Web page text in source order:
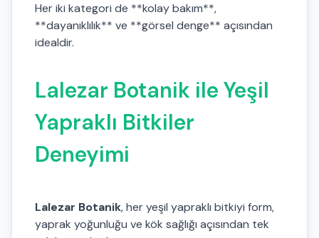
Her iki kategori de **kolay bakım**,
**dayanıklılık** ve **görsel denge** açısından
idealdir.
Lalezar Botanik ile Yeşil
Yapraklı Bitkiler
Deneyimi
Lalezar Botanik, her yeşil yapraklı bitkiyi form,
yaprak yoğunluğu ve kök sağlığı açısından tek